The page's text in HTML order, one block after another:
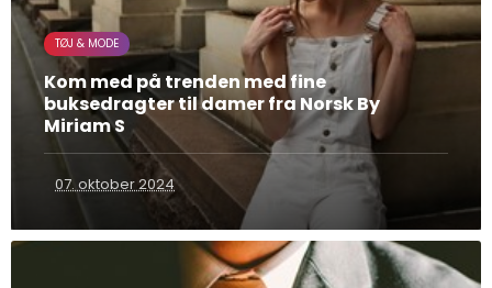
TØJ & MODE
Kom med på trenden med fine
buksedragter til damer fra Norsk By
Miriam S
07. oktober 2024